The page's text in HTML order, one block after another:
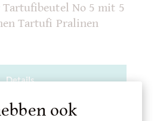
No 5 mit 5
Tartufi Pralinen
Details
winkelmandjeook